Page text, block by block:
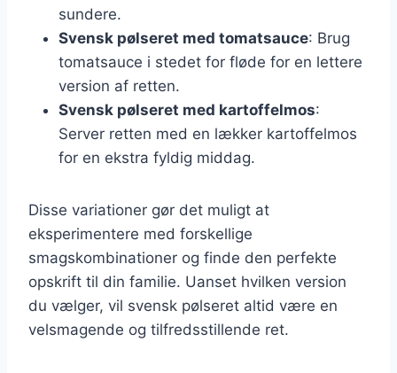
sundere.
Svensk pølseret med tomatsauce: Brug
tomatsauce i stedet for fløde for en lettere
version af retten.
Svensk pølseret med kartoffelmos:
Server retten med en lækker kartoffelmos
for en ekstra fyldig middag.
Disse variationer gør det muligt at
eksperimentere med forskellige
smagskombinationer og finde den perfekte
opskrift til din familie. Uanset hvilken version
du vælger, vil svensk pølseret altid være en
velsmagende og tilfredsstillende ret.